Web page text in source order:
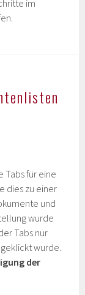
im
Tabs für eine
dies zu einer
und
wurde
Tabs nur
wurde.
der